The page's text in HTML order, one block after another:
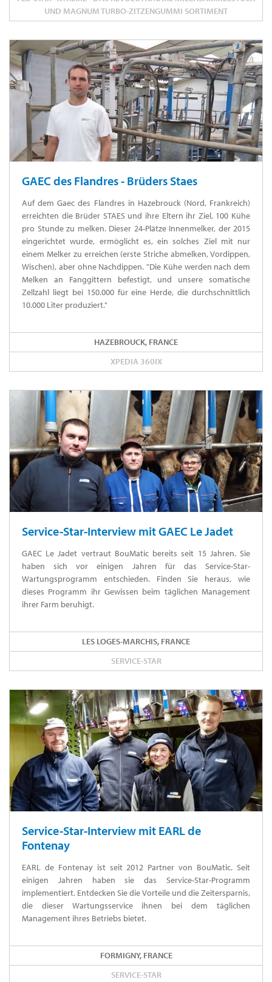
UND MAGNUM TURBO-ZITZENGUMMI SORTIMENT
GAEC des Flandres - Brüders Staes
Auf dem Gaec des Flandres in Hazebrouck (Nord, Frankreich)
erreichten die Brüder STAES und ihre Eltern ihr Ziel, 100 Kühe
pro Stunde zu melken. Dieser 24-Plätze Innenmelker, der 2015
eingerichtet wurde, ermöglicht es, ein solches Ziel mit nur
einem Melker zu erreichen (erste Striche abmelken, Vordippen,
Wischen), aber ohne Nachdippen. "Die Kühe werden nach dem
Melken an Fanggittern befestigt, und unsere somatische
Zellzahl liegt bei 150.000 für eine Herde, die durchschnittlich
10.000 Liter produziert."
HAZEBROUCK, FRANCE
XPEDIA 360IX
Service-Star-Interview mit GAEC Le Jadet
GAEC Le Jadet vertraut BouMatic bereits seit 15 Jahren. Sie
haben sich vor einigen Jahren für das Service-Star-
Wartungsprogramm entschieden. Finden Sie heraus, wie
dieses Programm ihr Gewissen beim täglichen Management
ihrer Farm beruhigt.
LES LOGES-MARCHIS, FRANCE
SERVICE-STAR
Service-Star-Interview mit EARL de
Fontenay
EARL de Fontenay ist seit 2012 Partner von BouMatic. Seit
einigen Jahren haben sie das Service-Star-Programm
implementiert. Entdecken Sie die Vorteile und die Zeitersparnis,
die dieser Wartungsservice ihnen bei dem täglichen
Management ihres Betriebs bietet.
FORMIGNY, FRANCE
SERVICE-STAR